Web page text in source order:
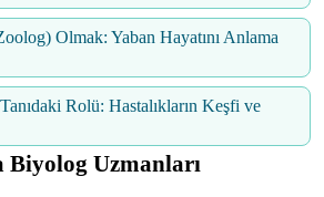
Olmak: Yaban Hayatını Anlama
Rolü: Hastalıkların Keşfi ve
Uzmanları